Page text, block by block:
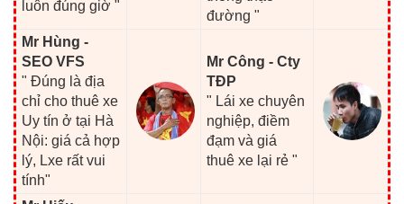
luôn đúng giờ "
đường "
Mr Hùng -
SEO VFS
" Đúng là địa
chỉ cho thuê xe
Uy tín ở tại Hà
Nội: giá cả hợp
lý, Lxe rất vui
tính"
Mr Công - Cty
TĐP
" Lái xe chuyên
nghiệp, điềm
đạm và giá
thuê xe lại rẻ "